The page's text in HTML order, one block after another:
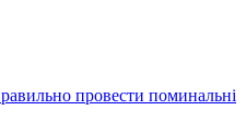
провести поминальні